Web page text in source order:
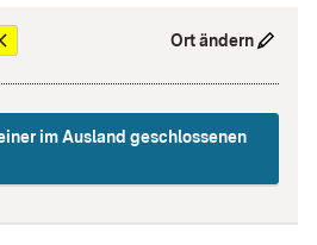
Ort ändern
im Ausland geschlossenen